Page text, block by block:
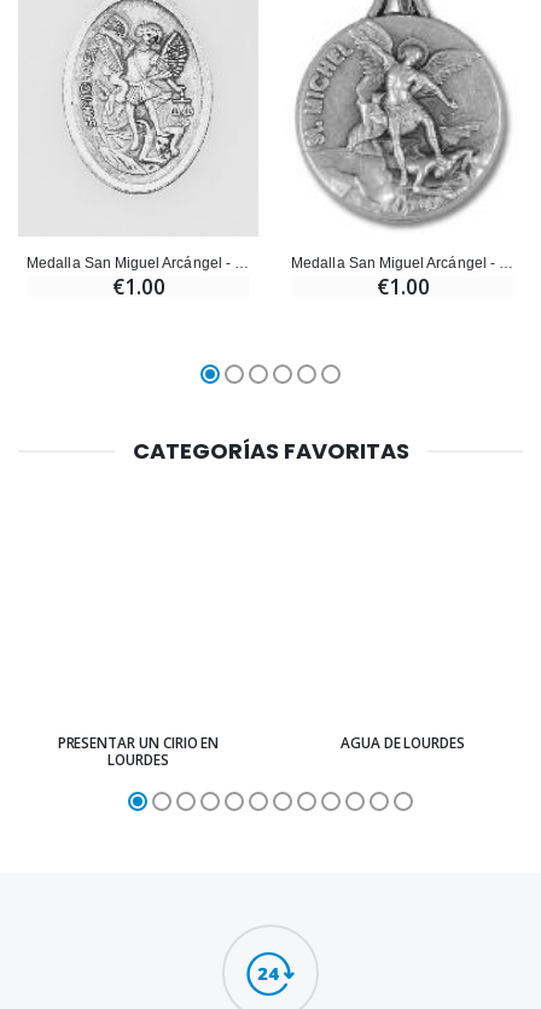
€1.00 €1.00
CATEGORÍAS FAVORITAS
PRESENTAR UN CIRIO EN
LOURDES
AGUA DE LOURDES